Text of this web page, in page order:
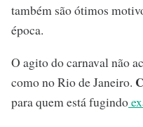
também são ótimos
época.
O agito do carnaval não
como no Rio de Janeiro.
para quem está fugindo